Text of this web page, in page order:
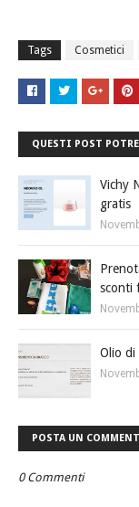
Tags Cosmetici
QUESTI POST
Vichy
gratis
sconti
Olio di
POSTA UN
0 Commenti